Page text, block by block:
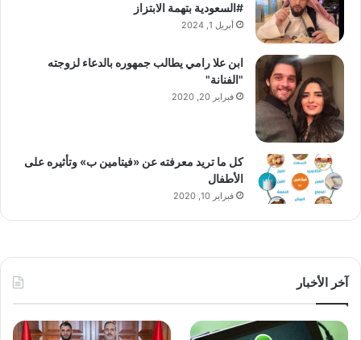
#السعودية بتهمة الابتزاز
أبريل 1, 2024
ابن علا رامي يطالب جمهوره بالدعاء لزوجته
"الفنانة"
فبراير 20, 2020
كل ما تريد معرفته عن «فيتامين ب» وتأثيره على
الأطفال
فبراير 10, 2020
آخر الأخبار